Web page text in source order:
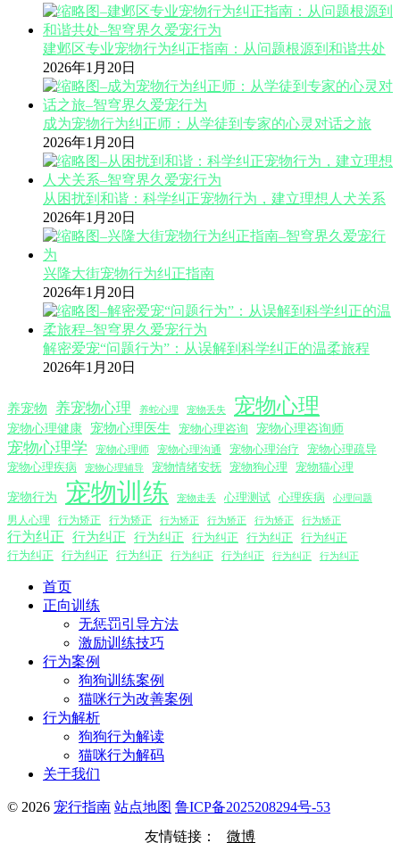
建邺区专业宠物行为纠正指南：从问题根源到和谐共处
2026年1月20日
成为宠物行为纠正师：从学徒到专家的心灵对话之旅
2026年1月20日
从困扰到和谐：科学纠正宠物行为，建立理想人犬关系
2026年1月20日
兴隆大街宠物行为纠正指南
2026年1月20日
解密爱宠“问题行为”：从误解到科学纠正的温柔旅程
2026年1月20日
养宠物 养宠物心理 养蛇心理 宠物丢失 宠物心理
宠物心理健康 宠物心理医生 宠物心理咨询 宠物心理咨询师
宠物心理学 宠物心理师 宠物心理沟通 宠物心理治疗
宠物心理疏导
宠物心理疾病
宠物心理辅导 宠物情绪安抚 宠物狗心理 宠物猫心理
宠物行为 宠物训练 宠物走丢 心理测试 心理疾病 心理问题
男人心理 行为矫正 行为矫正 行为矫正 行为矫正 行为矫正 行为矫正
行为纠正 行为纠正 行为纠正 行为纠正 行为纠正
行为纠正
行为纠正
行为纠正 行为纠正 行为纠正 行为纠正 行为纠正 行为纠正
首页
正向训练
无惩罚引导方法
激励训练技巧
行为案例
狗狗训练案例
猫咪行为改善案例
行为解析
狗狗行为解读
猫咪行为解码
关于我们
© 2026 宠行指南 站点地图 鲁ICP备2025208294号-53
友情链接：
微博